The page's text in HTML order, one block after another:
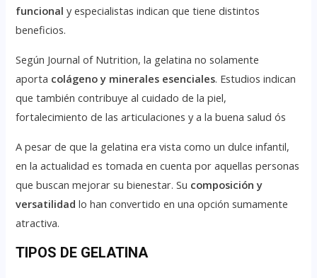
funcional y especialistas indican que tiene distintos
beneficios.
Según Journal of Nutrition, la gelatina no solamente
aporta colágeno y minerales esenciales. Estudios indican
que también contribuye al cuidado de la piel,
fortalecimiento de las articulaciones y a la buena salud ós
A pesar de que la gelatina era vista como un dulce infantil,
en la actualidad es tomada en cuenta por aquellas personas
que buscan mejorar su bienestar. Su composición y
versatilidad lo han convertido en una opción sumamente
atractiva.
TIPOS DE GELATINA